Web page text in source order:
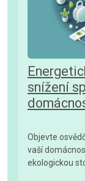
snížení
Objevte
vaší
ekologickou